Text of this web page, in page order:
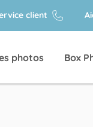
client
photos Box